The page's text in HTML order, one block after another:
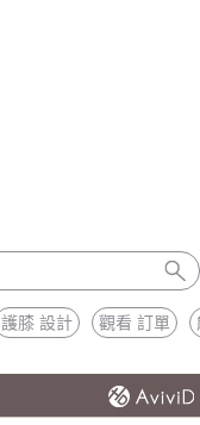
護膝 設計 觀看 訂單